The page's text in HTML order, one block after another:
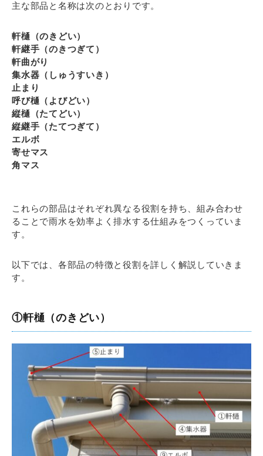
主な部品と名称は次のとおりです。
軒樋（のきどい）
軒継手（のきつぎて）
軒曲がり
集水器（しゅうすいき）
止まり
呼び樋（よびどい）
縦樋（たてどい）
縦継手（たてつぎて）
エルボ
寄せマス
角マス
これらの部品はそれぞれ異なる役割を持ち、組み合わせ
ることで雨水を効率よく排水する仕組みをつくっていま
す。
以下では、各部品の特徴と役割を詳しく解説していきま
す。
①軒樋（のきどい）